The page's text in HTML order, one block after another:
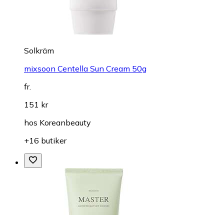
Solkräm
mixsoon Centella Sun Cream 50g
fr.
151 kr
hos Koreanbeauty
+16 butiker